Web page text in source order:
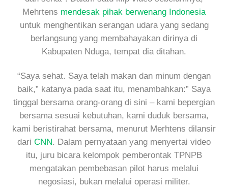
Mehrtens mendesak pihak berwenang Indonesia
untuk menghentikan serangan udara yang sedang
berlangsung yang membahayakan dirinya di
Kabupaten Nduga, tempat dia ditahan.
“Saya sehat. Saya telah makan dan minum dengan
baik,” katanya pada saat itu, menambahkan:” Saya
tinggal bersama orang-orang di sini – kami bepergian
bersama sesuai kebutuhan, kami duduk bersama,
kami beristirahat bersama, menurut Merhtens dilansir
dari CNN. Dalam pernyataan yang menyertai video
itu, juru bicara kelompok pemberontak TPNPB
mengatakan pembebasan pilot harus melalui
negosiasi, bukan melalui operasi militer.